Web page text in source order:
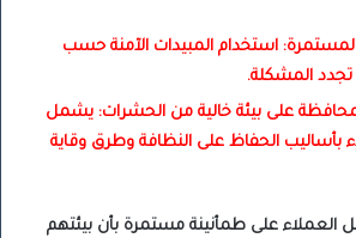
استخدام المبيدات الآمنة حسب
تجدد المشكلة.
على بيئة خالية من الحشرات: يشمل
بأساليب الحفاظ على النظافة وطرق وقاية
على طمأنينة مستمرة بأن بيئتهم